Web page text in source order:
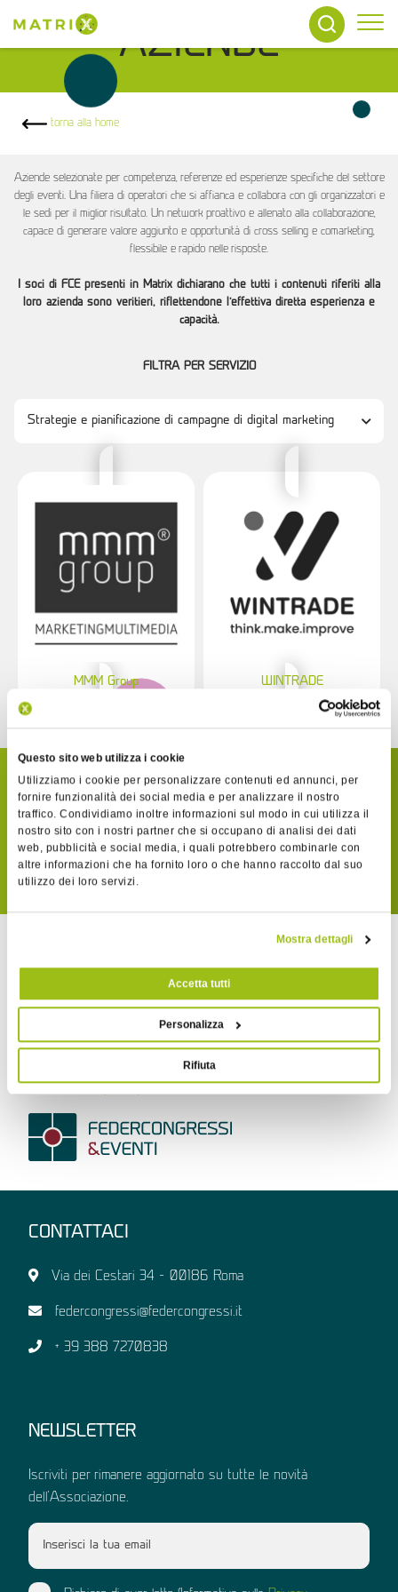
Questo sito web utilizza i cookie
Utilizziamo i cookie per personalizzare contenuti ed annunci, per
fornire funzionalità dei social media e per analizzare il nostro
traffico. Condividiamo inoltre informazioni sul modo in cui utilizza il
nostro sito con i nostri partner che si occupano di analisi dei dati
web, pubblicità e social media, i quali potrebbero combinarle con
altre informazioni che ha fornito loro o che hanno raccolto dal suo
utilizzo dei loro servizi.
Mostra dettagli
Accetta tutti
Personalizza
Rifiuta
AZIENDE
torna alla home
Aziende selezionate per competenza, referenze ed esperienze specifiche del settore
degli eventi. Una filiera di operatori che si affianca e collabora con gli organizzatori e
le sedi per il miglior risultato. Un network proattivo e allenato alla collaborazione,
capace di generare valore aggiunto e opportunità di cross selling e comarketing,
flessibile e rapido nelle risposte.
I soci di FCE presenti in Matrix dichiarano che tutti i contenuti riferiti alla
loro azienda sono veritieri, riflettendone l’effettiva diretta esperienza e
capacità.
FILTRA PER SERVIZIO
MMM Group WINTRADE
SCOPRI COME FUNZIONA
MATRIX
Associazione nazionale di primo livello che rappresenta
unitariamente le imprese pubbliche e private che svolgono
attività connesse con il settore dei congressi, convegni,
seminari.Scopri di più
CONTATTACI
Via dei Cestari 34 – 00186 Roma
federcongressi@federcongressi.it
+ 39 388 7270838
NEWSLETTER
Iscriviti per rimanere aggiornato su tutte le novità
dell'Associazione.